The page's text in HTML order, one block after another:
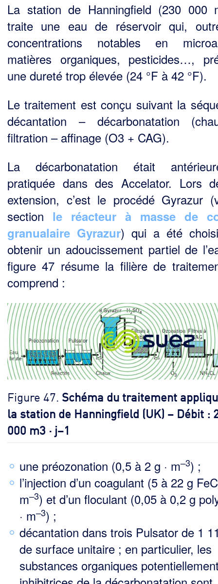
La station de Hanningfield (230 000
traite une eau de réservoir qui,
concentrations nota­bles en
matières organiques, pesticides…,
une dureté trop élevée (24 °F à 42 °F).
Le traitement est conçu suivant la
décantation – décarbonatation
filtration – affinage (O3 + CAG).
La décarbonatation était
pratiquée dans des Accelator. Lors
extension, c’est le pro­cédé Gyrazur
section le réacteur à masse de
granualaire Gyrazur) qui a été
obtenir un adoucissement partiel de
figure 47 résume la filière de
comprend :
Figure 47. Schéma du traitement
la station de Hanningfield (UK) – Débit :
000 m3 · j–1
une préozonation (0,5 à 2 g · m–3) ;
l’injection d’un coagulant (5 à 22 g
m–3) et d’un floculant (0,05 à 0,2 g
· m–3) ;
décantation dans trois Pulsator de 1
de surface unitaire ; en particulier, les
substances organi­ques